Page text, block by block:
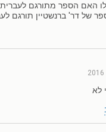
האם הספר מתורגם לעברית
של דר' ברנשטיין תורגם
לא